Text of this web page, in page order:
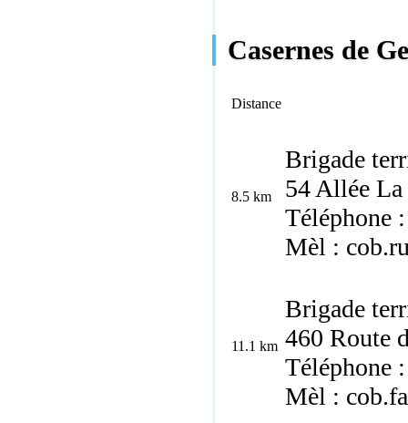
Casernes de
Distance
8.5 km
Brigade
54 Allée
Téléphone
Mèl :
11.1 km
Brigade
460 Route
Téléphone
Mèl :